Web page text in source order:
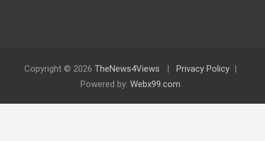
Copyright © 2026 TheNews4Views
Privacy Policy
Powered by: Webx99.com